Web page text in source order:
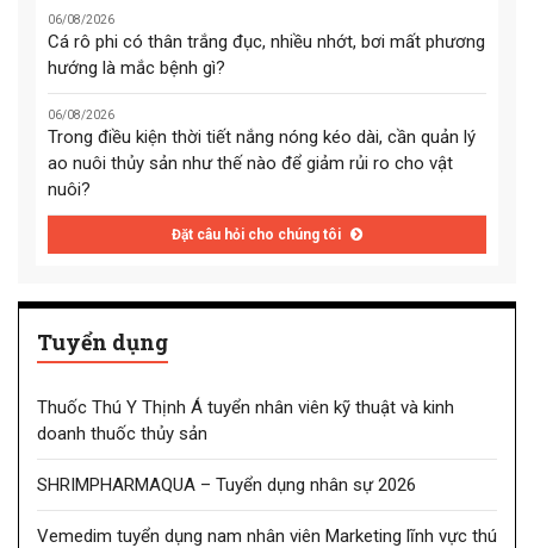
06/08/2026
Cá rô phi có thân trắng đục, nhiều nhớt, bơi mất phương
hướng là mắc bệnh gì?
06/08/2026
Trong điều kiện thời tiết nắng nóng kéo dài, cần quản lý
ao nuôi thủy sản như thế nào để giảm rủi ro cho vật
nuôi?
Đặt câu hỏi cho chúng tôi
Tuyển dụng
Thuốc Thú Y Thịnh Á tuyển nhân viên kỹ thuật và kinh
doanh thuốc thủy sản
SHRIMPHARMAQUA – Tuyển dụng nhân sự 2026
Vemedim tuyển dụng nam nhân viên Marketing lĩnh vực thú